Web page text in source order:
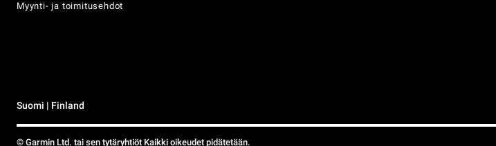
Myynti- ja toimitusehdot
Suomi | Finland
© Garmin Ltd. tai sen tytäryhtiöt Kaikki oikeudet pidätetään.